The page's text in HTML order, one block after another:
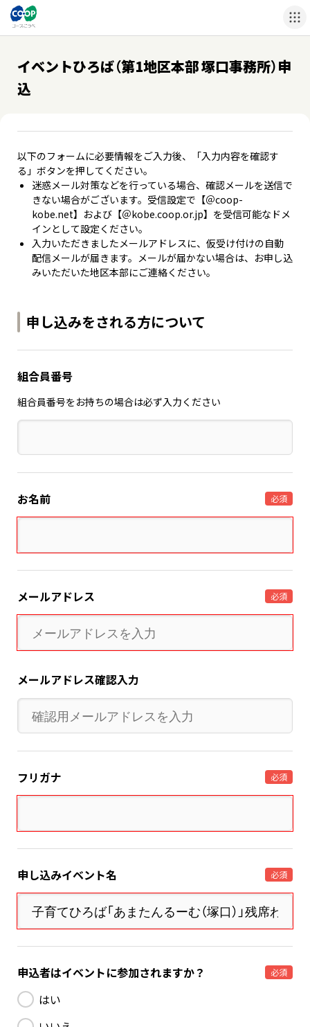
イベントひろば（第1地区本部 塚口事務所）申
込
以下のフォームに必要情報をご入力後、「入力内容を確認す
る」ボタンを押してください。
迷惑メール対策などを行っている場合、確認メールを送信で
きない場合がございます。受信設定で【＠coop-
kobe.net】および【＠kobe.coop.or.jp】を受信可能なドメ
インとして設定ください。
入力いただきましたメールアドレスに、仮受け付けの自動
配信メールが届きます。メールが届かない場合は、お申し込
みいただいた地区本部にご連絡ください。
申し込みをされる方について
組合員番号
組合員番号をお持ちの場合は必ず入力ください
お名前 必須
メールアドレス 必須
メールアドレス確認入力
フリガナ 必須
申し込みイベント名 必須
申込者はイベントに参加されますか？ 必須
はい